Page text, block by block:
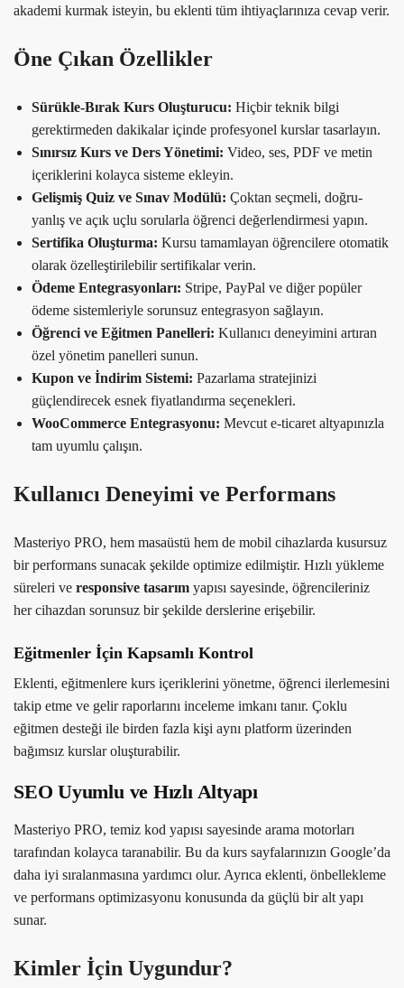
akademi kurmak isteyin, bu eklenti tüm ihtiyaçlarınıza cevap verir.
Öne Çıkan Özellikler
Sürükle-Bırak Kurs Oluşturucu: Hiçbir teknik bilgi
gerektirmeden dakikalar içinde profesyonel kurslar tasarlayın.
Sınırsız Kurs ve Ders Yönetimi: Video, ses, PDF ve metin
içeriklerini kolayca sisteme ekleyin.
Gelişmiş Quiz ve Sınav Modülü: Çoktan seçmeli, doğru-
yanlış ve açık uçlu sorularla öğrenci değerlendirmesi yapın.
Sertifika Oluşturma: Kursu tamamlayan öğrencilere otomatik
olarak özelleştirilebilir sertifikalar verin.
Ödeme Entegrasyonları: Stripe, PayPal ve diğer popüler
ödeme sistemleriyle sorunsuz entegrasyon sağlayın.
Öğrenci ve Eğitmen Panelleri: Kullanıcı deneyimini artıran
özel yönetim panelleri sunun.
Kupon ve İndirim Sistemi: Pazarlama stratejinizi
güçlendirecek esnek fiyatlandırma seçenekleri.
WooCommerce Entegrasyonu: Mevcut e-ticaret altyapınızla
tam uyumlu çalışın.
Kullanıcı Deneyimi ve Performans
Masteriyo PRO, hem masaüstü hem de mobil cihazlarda kusursuz
bir performans sunacak şekilde optimize edilmiştir. Hızlı yükleme
süreleri ve responsive tasarım yapısı sayesinde, öğrencileriniz
her cihazdan sorunsuz bir şekilde derslerine erişebilir.
Eğitmenler İçin Kapsamlı Kontrol
Eklenti, eğitmenlere kurs içeriklerini yönetme, öğrenci ilerlemesini
takip etme ve gelir raporlarını inceleme imkanı tanır. Çoklu
eğitmen desteği ile birden fazla kişi aynı platform üzerinden
bağımsız kurslar oluşturabilir.
SEO Uyumlu ve Hızlı Altyapı
Masteriyo PRO, temiz kod yapısı sayesinde arama motorları
tarafından kolayca taranabilir. Bu da kurs sayfalarınızın Google’da
daha iyi sıralanmasına yardımcı olur. Ayrıca eklenti, önbellekleme
ve performans optimizasyonu konusunda da güçlü bir alt yapı
sunar.
Kimler İçin Uygundur?